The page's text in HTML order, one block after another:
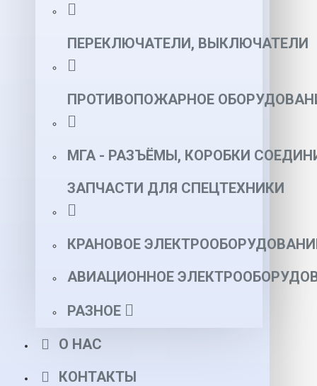
ПЕРЕКЛЮЧАТЕЛИ, ВЫКЛЮЧАТЕЛИ
ПРОТИВОПОЖАРНОЕ
МГА - РАЗЪЁМЫ, КОРОБКИ
ЗАПЧАСТИ ДЛЯ СПЕЦТЕХНИКИ
КРАНОВОЕ
АВИАЦИОННОЕ
РАЗНОЕ
О НАС
КОНТАКТЫ